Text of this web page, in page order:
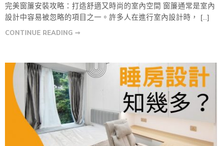
完美窗簾安裝攻略：打造舒適又時尚的室內空間 窗簾通常是室內
設計中容易被忽略的項目之一。許多人在進行室內設計時， […]
CONTINUE READING ➞